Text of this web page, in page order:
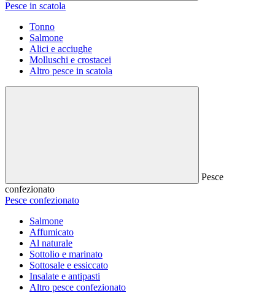
Pesce in scatola
Tonno
Salmone
Alici e acciughe
Molluschi e crostacei
Altro pesce in scatola
Pesce
confezionato
Pesce confezionato
Salmone
Affumicato
Al naturale
Sottolio e marinato
Sottosale e essiccato
Insalate e antipasti
Altro pesce confezionato